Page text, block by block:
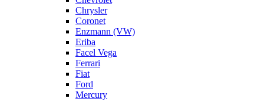
Chrysler
Coronet
Enzmann (VW)
Eriba
Facel Vega
Ferrari
Fiat
Ford
Mercury